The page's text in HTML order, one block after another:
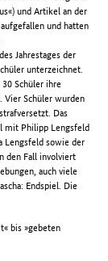
und Artikel an der
und hatten
Jahrestages der
unterzeichnet.
Schüler ihre
Vier Schüler wurden
Das
mit Philipp Lengsfeld
Lengsfeld sowie der
den Fall involviert
auch viele
Endspiel. Die
bis »gebeten